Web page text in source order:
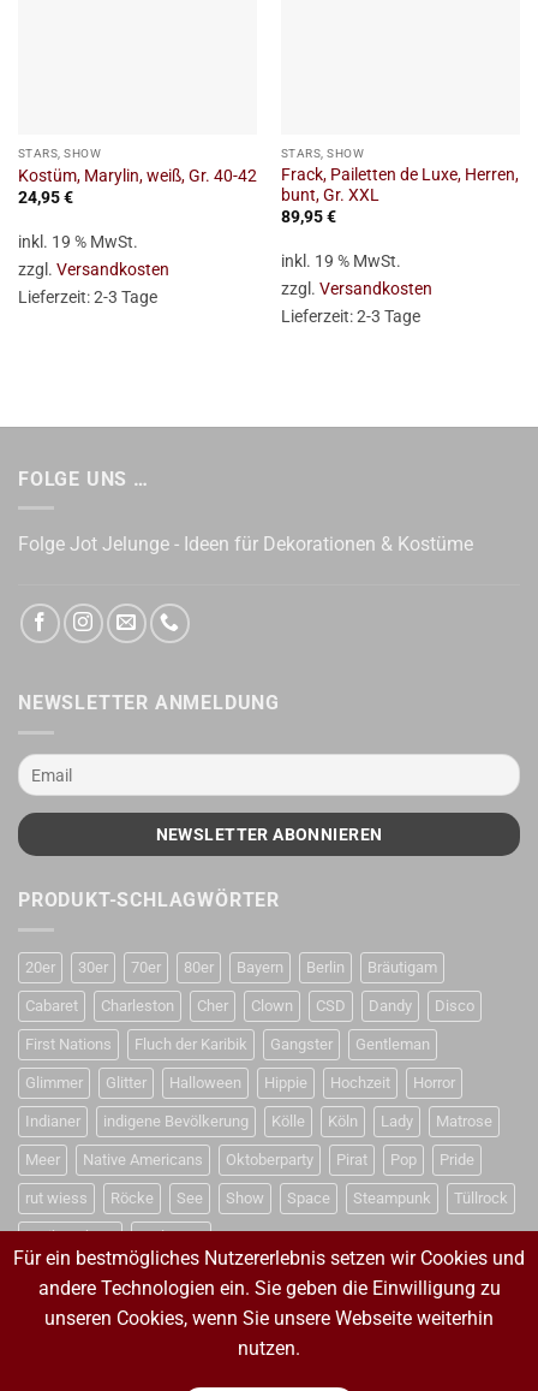
STARS, SHOW
Kostüm, Marylin, weiß, Gr. 40-42
24,95€
inkl. 19 % MwSt.
zzgl. Versandkosten
Lieferzeit:2-3 Tage
STARS, SHOW
Frack, Pailetten de Luxe, Herren,
bunt, Gr. XXL
89,95€
inkl. 19 % MwSt.
zzgl. Versandkosten
Lieferzeit:2-3 Tage
FOLGE UNS …
Folge Jot Jelunge - Ideen für Dekorationen & Kostüme
NEWSLETTER ANMELDUNG
PRODUKT-SCHLAGWÖRTER
20er 30er 70er 80er Bayern Berlin Bräutigam
Cabaret Charleston Cher Clown CSD Dandy Disco
First Nations Fluch der Karibik Gangster Gentleman
Glimmer Glitter Halloween Hippie Hochzeit Horror
Indianer indigene Bevölkerung Kölle Köln Lady Matrose
Meer Native Americans Oktoberparty Pirat Pop Pride
rut wiess Röcke See Show Space Steampunk Tüllrock
Weihnachten Weltraum
VERTRAG WIDERRUFEN
Für ein bestmögliches Nutzererlebnis setzen wir Cookies und
andere Technologien ein. Sie geben die Einwilligung zu
unseren Cookies, wenn Sie unsere Webseite weiterhin
nutzen.